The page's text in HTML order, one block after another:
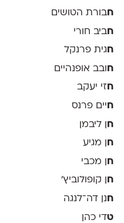
חבורת הטושים
חביב חורי
חגית פרנקל
ח ובב אופנהיים
חזי יעקב
ח יים פרנס
ח
ן ליבמן
ח ן מגיע
ח
ן מכבי
ח ן קופולוביץ'
ח נן דה־לנגה
טדי כהן